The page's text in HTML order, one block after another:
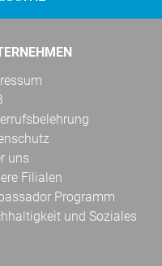
uns
Filialen
Programm
und Soziales